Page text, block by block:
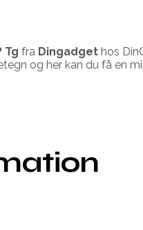
Tg fra Dingadget hos
og her kan du få en